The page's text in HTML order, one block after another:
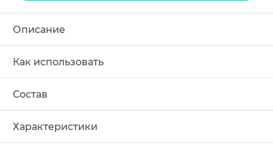
Описание
Как использовать
Состав
Характеристики